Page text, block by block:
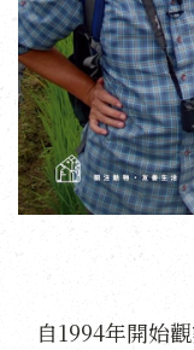
自1994年開始